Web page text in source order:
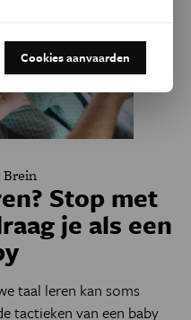
Brein
Stop met
je als een
taal leren kan soms
tactieken van een baby
Cookies aanvaarden